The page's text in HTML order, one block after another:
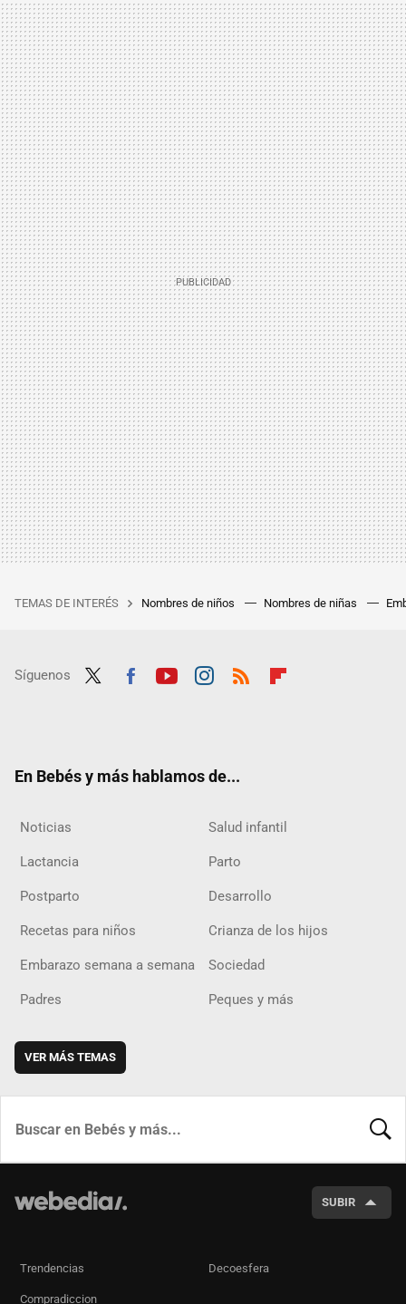
TEMAS DE INTERÉS Nombres de niños Nombres de niñas
Síguenos
En Bebés y más hablamos de...
Noticias Salud infantil
Lactancia Parto
Postparto Desarrollo
Recetas para niños Crianza de los hijos
Embarazo semana a semana Sociedad
Padres Peques y más
VER MÁS TEMAS
SUBIR
Trendencias Decoesfera
Compradiccion